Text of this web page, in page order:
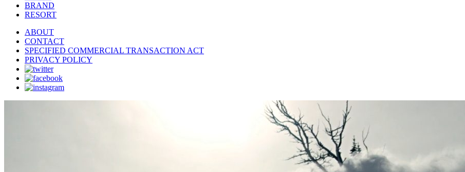
BRAND
RESORT
ABOUT
CONTACT
SPECIFIED COMMERCIAL TRANSACTION ACT
PRIVACY POLICY